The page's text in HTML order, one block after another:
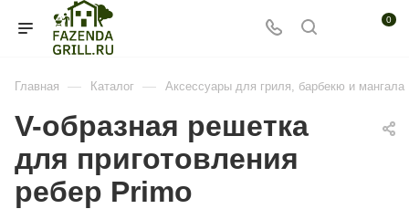
0
Главная — Каталог — Аксессуары для гриля, барбекю и мангала
V-образная решетка
для приготовления
ребер Primo